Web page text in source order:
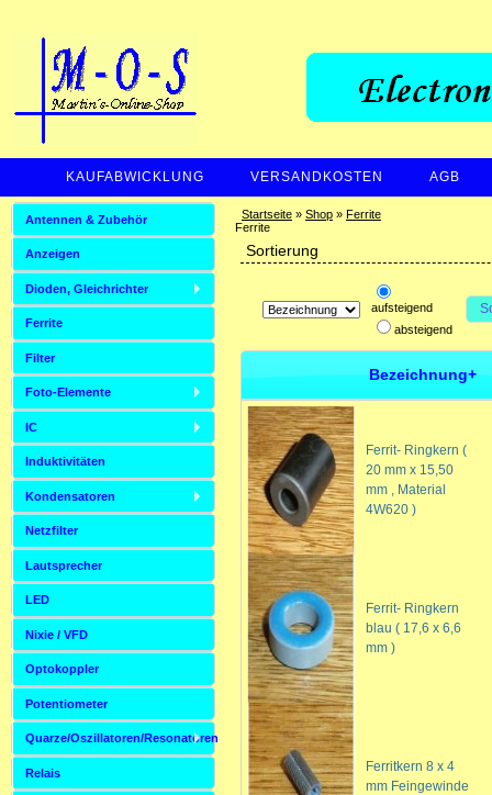
KAUFABWICKLUNG VERSANDKOSTEN AGB
ZAHLUNGSARTEN Startseite» Shop» Ferrite
Ferrite
Sortierung
aufsteigend
absteigend
Bezeichnung+
Ferrit- Ringkern (
20 mm x 15,50
mm , Material
4W620 )
Ferrit- Ringkern
blau ( 17,6 x 6,6
mm )
Ferritkern 8 x 4
mm Feingewinde
Antennen & Zubehör
Anzeigen
Dioden, Gleichrichter
Ferrite
Filter
Foto-Elemente
IC
Induktivitäten
Kondensatoren
Netzfilter
Lautsprecher
LED
Nixie / VFD
Optokoppler
Potentiometer
Quarze/Oszillatoren/Resonatoren
Relais